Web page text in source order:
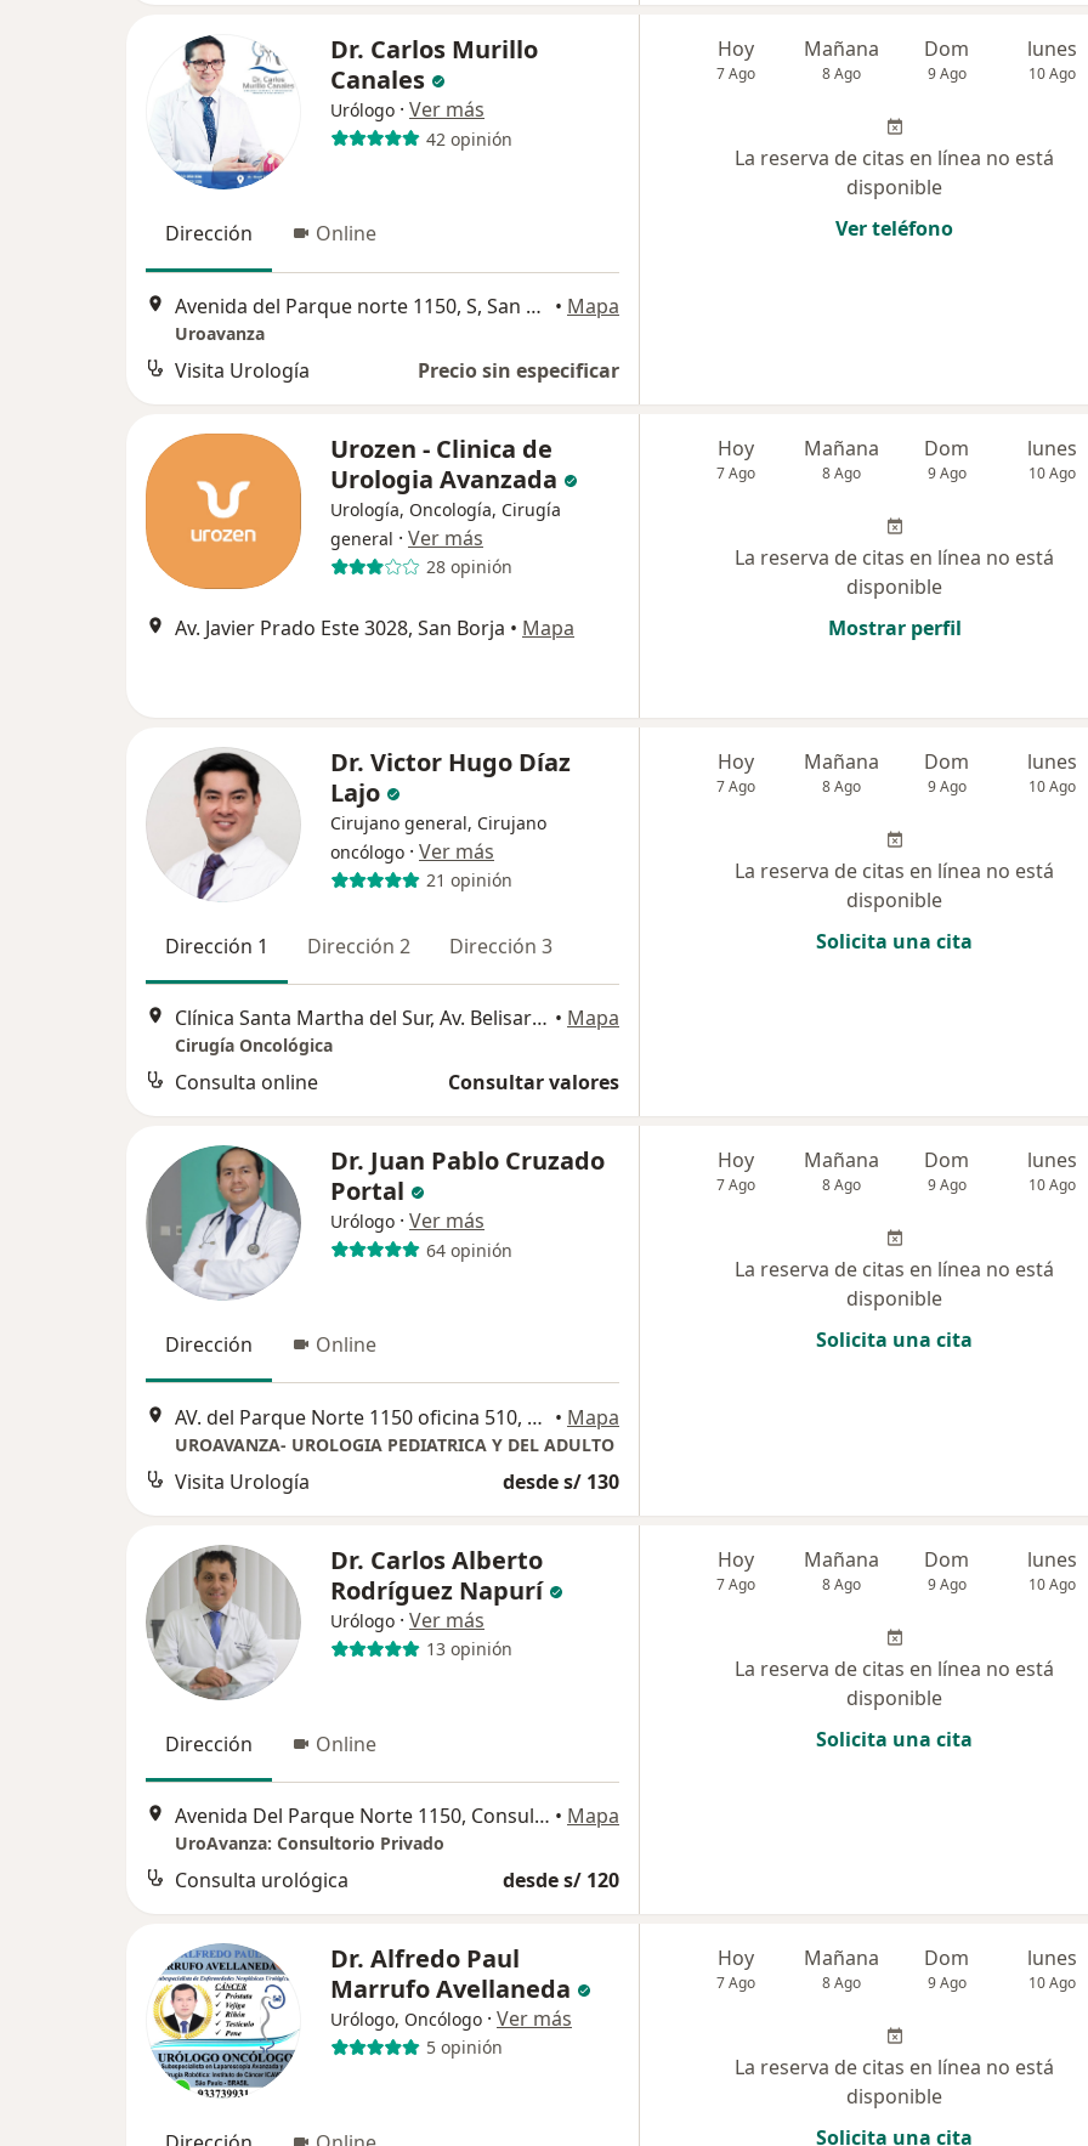
Dr. Carlos Murillo
Canales
Urólogo · Ver más
42 opinión
Dirección Online
Avenida del Parque norte 1150, S, San Borja • Mapa
Uroavanza
Visita Urología Precio sin especificar
Hoy
7 Ago
Mañana
8 Ago
Dom
9 Ago
lunes
10 Ago
La reserva de citas en línea no está
disponible
Ver teléfono
Urozen - Clinica de
Urologia Avanzada
Urología, Oncología, Cirugía
general · Ver más
28 opinión
Av. Javier Prado Este 3028, San Borja • Mapa
Hoy
7 Ago
Mañana
8 Ago
Dom
9 Ago
lunes
10 Ago
La reserva de citas en línea no está
disponible
Mostrar perfil
Dr. Victor Hugo Díaz
Lajo
Cirujano general, Cirujano
oncólogo · Ver más
21 opinión
Dirección 1 Dirección 2 Dirección 3
Clínica Santa Martha del Sur, Av. Belisario Suarez 998, San Juan de Miraflores, San Juan de Miraflores • Mapa
Cirugía Oncológica
Consulta online Consultar valores
Hoy
7 Ago
Mañana
8 Ago
Dom
9 Ago
lunes
10 Ago
La reserva de citas en línea no está
disponible
Solicita una cita
Dr. Juan Pablo Cruzado
Portal
Urólogo · Ver más
64 opinión
Dirección Online
AV. del Parque Norte 1150 oficina 510, San Borja, Lima, Perú, San Borja • Mapa
UROAVANZA- UROLOGIA PEDIATRICA Y DEL ADULTO
Visita Urología desde s/ 130
Hoy
7 Ago
Mañana
8 Ago
Dom
9 Ago
lunes
10 Ago
La reserva de citas en línea no está
disponible
Solicita una cita
Dr. Carlos Alberto
Rodríguez Napurí
Urólogo · Ver más
13 opinión
Dirección Online
Avenida Del Parque Norte 1150, Consultorio 508, Lima • Mapa
UroAvanza: Consultorio Privado
Consulta urológica desde s/ 120
Hoy
7 Ago
Mañana
8 Ago
Dom
9 Ago
lunes
10 Ago
La reserva de citas en línea no está
disponible
Solicita una cita
Dr. Alfredo Paul
Marrufo Avellaneda
Urólogo, Oncólogo · Ver más
5 opinión
Hoy
7 Ago
Mañana
8 Ago
Dom
9 Ago
lunes
10 Ago
La reserva de citas en línea no está
disponible
Solicita una cita